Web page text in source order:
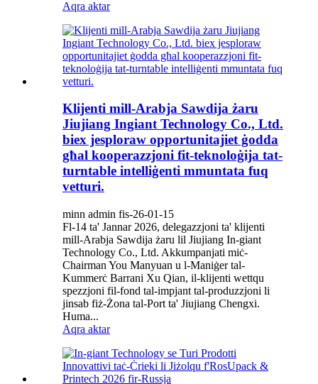
Aqra aktar
Klijenti mill-Arabja Sawdija żaru
Jiujiang Ingiant Technology Co., Ltd.
biex jesploraw opportunitajiet ġodda
għal kooperazzjoni fit-teknoloġija tat-
turntable intelliġenti mmuntata fuq
vetturi.
minn admin fis-26-01-15
Fl-14 ta' Jannar 2026, delegazzjoni ta' klijenti
mill-Arabja Sawdija żaru lil Jiujiang In-giant
Technology Co., Ltd. Akkumpanjati miċ-
Chairman You Manyuan u l-Maniġer tal-
Kummerċ Barrani Xu Qian, il-klijenti wettqu
spezzjoni fil-fond tal-impjant tal-produzzjoni li
jinsab fiż-Żona tal-Port ta' Jiujiang Chengxi.
Huma...
Aqra aktar